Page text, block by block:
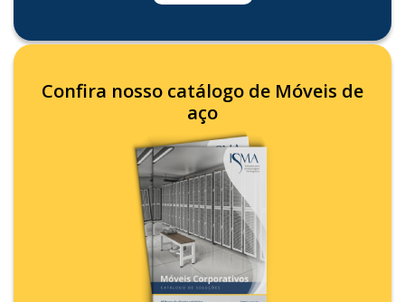
Confira nosso catálogo de Móveis de
aço